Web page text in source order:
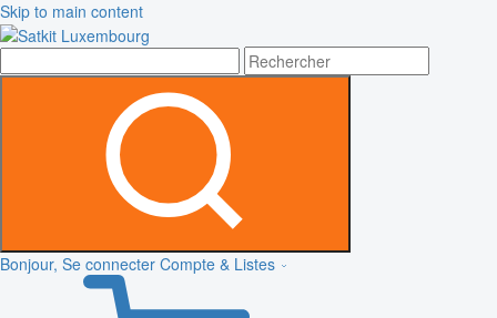
Skip to main content
Bonjour, Se connecter Compte & Listes